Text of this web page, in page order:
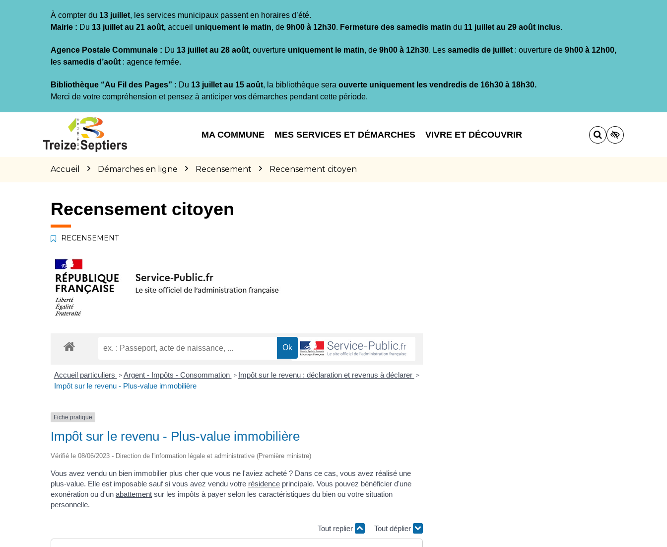
À compter du 13 juillet, les services municipaux passent en horaires d’été.
Mairie : Du 13 juillet au 21 août, accueil uniquement le matin, de 9h00 à 12h30. Fermeture des samedis matin du 11 juillet au 29 août inclus.
Agence Postale Communale : Du 13 juillet au 28 août, ouverture uniquement le matin, de 9h00 à 12h30. Les samedis de juillet : ouverture de 9h00 à 12h00,
es samedis d’août : agence fermée.
Bibliothèque “Au Fil des Pages” : Du 13 juillet au 15 août, la bibliothèque sera ouverte uniquement les vendredis de 16h30 à 18h30.
Merci de votre compréhension et pensez à anticiper vos démarches pendant cette période.
MA COMMUNE MES SERVICES ET DÉMARCHES VIVRE ET DÉCOUVRIR
Accueil Démarches en ligne Recensement Recensement citoyen
Recensement citoyen
RECENSEMENT
Accueil particuliers > Argent - Impôts - Consommation > Impôt sur le revenu : déclaration et revenus à déclarer >
Impôt sur le revenu - Plus-value immobilière
Fiche pratique
Impôt sur le revenu - Plus-value immobilière
Vérifié le 08/06/2023 - Direction de l'information légale et administrative (Première ministre)
Vous avez vendu un bien immobilier plus cher que vous ne l'aviez acheté ? Dans ce cas, vous avez réalisé une
plus-value. Elle est imposable sauf si vous avez vendu votre résidence principale. Vous pouvez bénéficier d'une
exonération ou d'un abattement sur les impôts à payer selon les caractéristiques du bien ou votre situation
personnelle.
Tout replier Tout déplier